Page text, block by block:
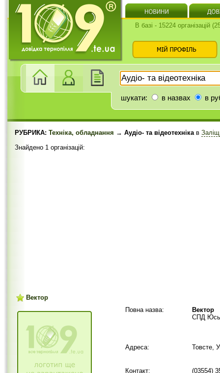
В базі - 15224 організацій
шукати: в назвах в
РУБРИКА: Техніка, обладнання → Аудіо- та відеотехнікав
Знайдено 1 організацій:
Вектор
Повна назва:
Вектор
СПД
Адреса: Товсте,
Контакт: (03554)